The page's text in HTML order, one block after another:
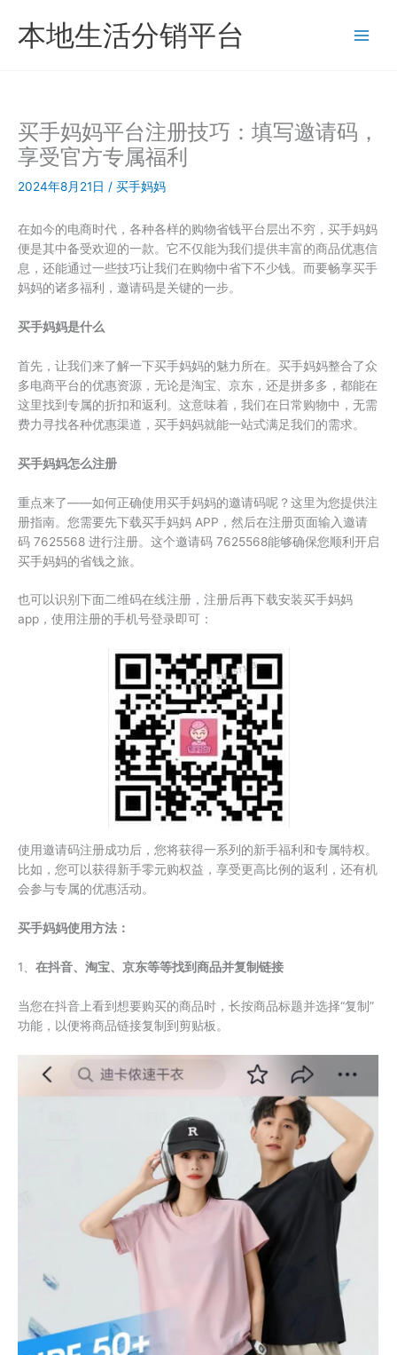
本地生活分销平台
买手妈妈平台注册技巧：填写邀请码，
享受官方专属福利
2024年8月21日 / 买手妈妈
在如今的电商时代，各种各样的购物省钱平台层出不穷，买手妈妈
便是其中备受欢迎的一款。它不仅能为我们提供丰富的商品优惠信
息，还能通过一些技巧让我们在购物中省下不少钱。而要畅享买手
妈妈的诸多福利，邀请码是关键的一步。
买手妈妈是什么
首先，让我们来了解一下买手妈妈的魅力所在。买手妈妈整合了众
多电商平台的优惠资源，无论是淘宝、京东，还是拼多多，都能在
这里找到专属的折扣和返利。这意味着，我们在日常购物中，无需
费力寻找各种优惠渠道，买手妈妈就能一站式满足我们的需求。
买手妈妈怎么注册
重点来了——如何正确使用买手妈妈的邀请码呢？这里为您提供注
册指南。您需要先下载买手妈妈 APP，然后在注册页面输入邀请
码 7625568 进行注册。这个邀请码 7625568能够确保您顺利开启
买手妈妈的省钱之旅。
也可以识别下面二维码在线注册，注册后再下载安装买手妈妈
app，使用注册的手机号登录即可：
使用邀请码注册成功后，您将获得一系列的新手福利和专属特权。
比如，您可以获得新手零元购权益，享受更高比例的返利，还有机
会参与专属的优惠活动。
买手妈妈使用方法：
1、 在抖音、淘宝、京东等等找到商品并复制链接
当您在抖音上看到想要购买的商品时，长按商品标题并选择“复制”
功能，以便将商品链接复制到剪贴板。